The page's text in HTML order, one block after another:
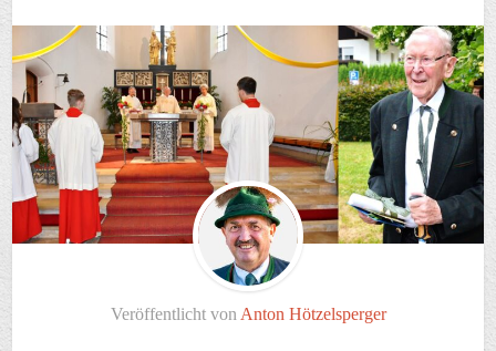
Veröffentlicht von Anton Hötzelsperger